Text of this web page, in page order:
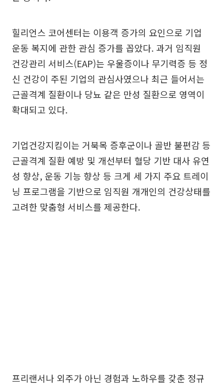
힐리언스 코어센터는 이용객 증가의 요인으로 기업
운동 복지에 관한 관심 증가를 꼽았다. 과거 임직원
건강관리 서비스(EAP)는 우울증이나 무기력증 등 정
신 건강이 주된 기업의 관심사였으나 최근 들어서는
근골격계 질환이나 당뇨 같은 만성 질환으로 영역이
확대되고 있다.
기업건강지킴이는 거북목 증후군이나 골반 불편감 등
근골격계 질환 예방 및 개선부터 혈당 기반 대사 유연
성 향상, 운동 기능 향상 등 크게 세 가지 주요 트레이
닝 프로그램을 기반으로 임직원 개개인의 건강상태를
고려한 맞춤형 서비스를 제공한다.
프리랜서나 외주가 아닌 경험과 노하우를 갖춘 정규